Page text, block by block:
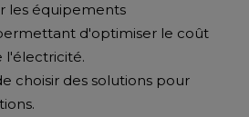
les équipements
d'optimiser le coût
l'électricité.
choisir des solutions pour